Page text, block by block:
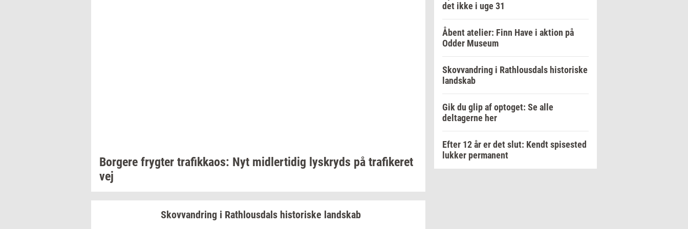
Bor­ge­re fryg­ter tra­fik­ka­os: Nyt mid­ler­ti­dig lys­kryds på tra­fi­ke­ret
vej
Sko­vvan­dring i Rat­hlous­dals hi­sto­ri­ske land­skab
det ikke i uge 31
Åbent atelier: Finn Have i aktion på
Odder Museum
Skovvandring i Rathlousdals historiske
landskab
Gik du glip af optoget: Se alle
deltagerne her
Efter 12 år er det slut: Kendt spisested
lukker permanent